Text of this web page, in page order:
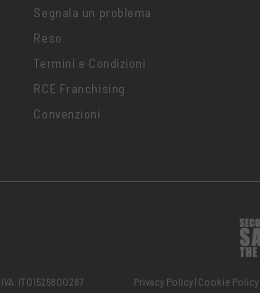
Segnala un problema
Reso
Termini e Condizioni
RCE Franchising
Convenzioni
IT01526800287 Privacy Policy Cookie Policy